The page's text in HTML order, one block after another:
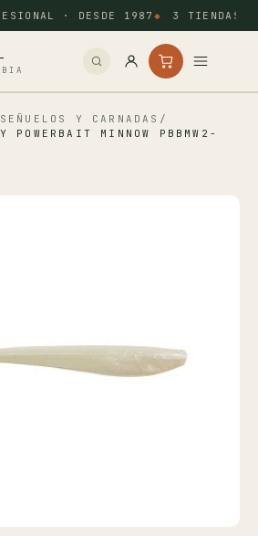
· DESDE 1987 3 TIENDAS:
SEÑUELOS Y CARNADAS /
POWERBAIT MINNOW PBBMW2-